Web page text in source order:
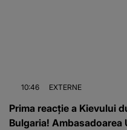
10:46 EXTERNE
Prima reacție a Kievului
Bulgaria!